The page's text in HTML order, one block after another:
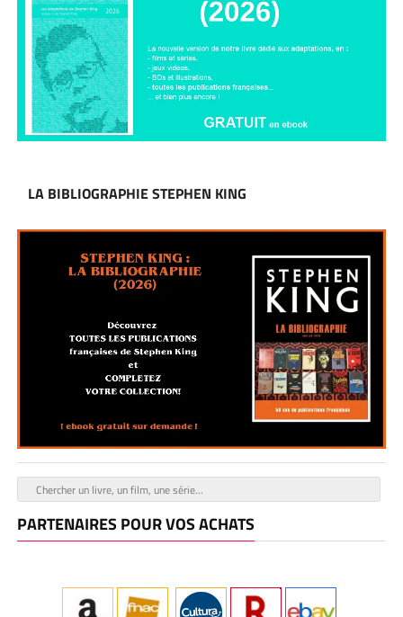
LA BIBLIOGRAPHIE STEPHEN KING
PARTENAIRES POUR VOS ACHATS